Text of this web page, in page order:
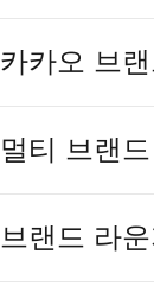
카카오 브랜
멀티 브랜드
브랜드 라운